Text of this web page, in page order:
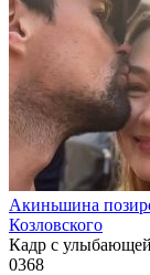
Акиньшина
Козловского
Кадр с
0368